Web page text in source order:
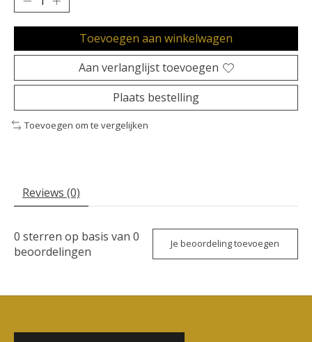
Toevoegen aan winkelwagen
Aan verlanglijst toevoegen
Plaats bestelling
Toevoegen om te vergelijken
Reviews (0)
0 sterren op basis van 0
beoordelingen
Je beoordeling toevoegen